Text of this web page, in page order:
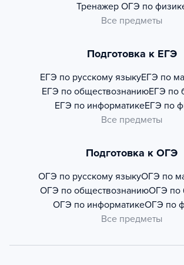
Тренажер ОГЭ по
Все предметы
Подготовка к ЕГЭ
ЕГЭ по русскому языкуЕГЭ по
ЕГЭ по обществознаниюЕГЭ по
ЕГЭ по информатикеЕГЭ по
Все предметы
Подготовка к ОГЭ
ОГЭ по русскому языкуОГЭ по
ОГЭ по обществознаниюОГЭ по
ОГЭ по информатикеОГЭ по
Все предметы